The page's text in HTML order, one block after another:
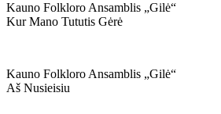
Kauno Folkloro Ansamblis „gilė“
Kur Mano Tututis Gėrė
Kauno Folkloro Ansamblis „gilė“
Aš Nusieisiu